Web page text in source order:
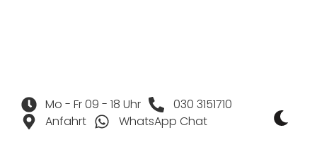
Mo - Fr 09 - 18 Uhr
030 3151710
Anfahrt
WhatsApp Chat